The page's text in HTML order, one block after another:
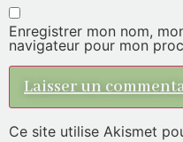
Enregistrer mon nom,
navigateur pour mon
Ce site utilise Akismet